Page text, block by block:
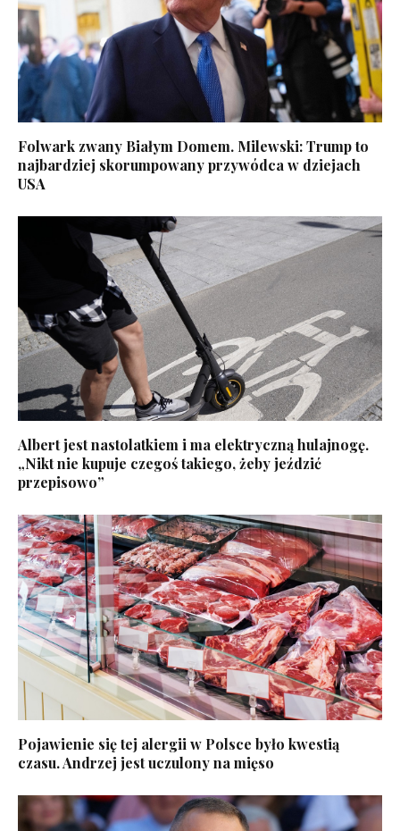
Folwark zwany Białym Domem. Milewski: Trump to
najbardziej skorumpowany przywódca w dziejach
USA
Albert jest nastolatkiem i ma elektryczną hulajnogę.
„Nikt nie kupuje czegoś takiego, żeby jeździć
przepisowo”
Pojawienie się tej alergii w Polsce było kwestią
czasu. Andrzej jest uczulony na mięso